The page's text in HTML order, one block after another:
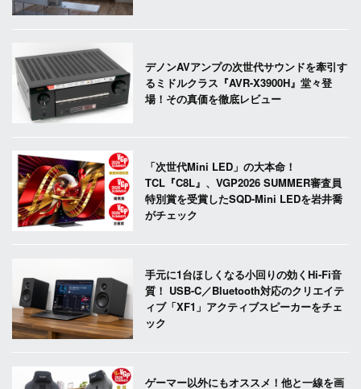
デノンAVアンプの次世代サウンドを牽引す
るミドルクラス『AVR-X3900H』堂々登
場！その真価を徹底レビュー
「次世代Mini LED」の大本命！
TCL『C8L』、VGP2026 SUMMER審査員
特別賞を受賞したSQD-Mini LEDを岩井喬
がチェック
手元に1台ほしくなる小回りの効くHi-Fi音
質！ USB-C／Bluetooth対応のクリエイテ
ィブ「XF1」アクティブスピーカーをチェ
ック
ゲーマー以外にもオススメ！他と一線を画